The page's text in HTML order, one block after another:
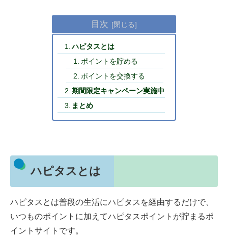
目次
ハピタスとは
ポイントを貯める
ポイントを交換する
期間限定キャンペーン実施中
まとめ
ハピタスとは
ハピタスとは普段の生活にハピタスを経由するだけで、
いつものポイントに加えてハピタスポイントが貯まるポ
イントサイトです。